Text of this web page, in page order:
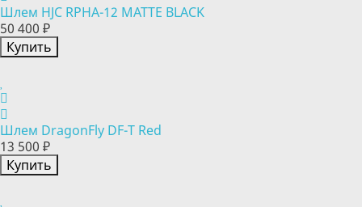
Шлем HJC RPHA-12 MATTE BLACK
50 400 ₽
Купить
Шлем DragonFly DF-T Red
13 500 ₽
Купить